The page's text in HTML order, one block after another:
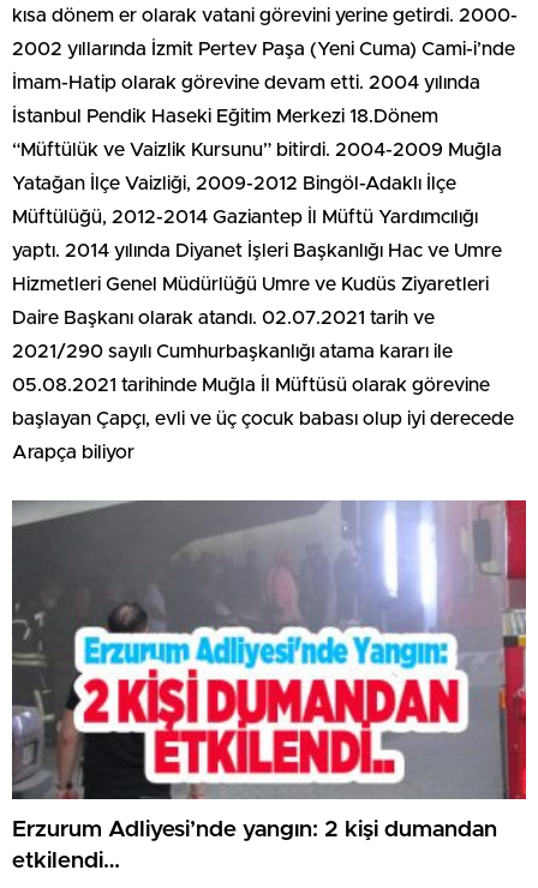
kısa dönem er olarak vatani görevini yerine getirdi. 2000-
2002 yıllarında İzmit Pertev Paşa (Yeni Cuma) Cami-i’nde
İmam-Hatip olarak görevine devam etti. 2004 yılında
İstanbul Pendik Haseki Eğitim Merkezi 18.Dönem
“Müftülük ve Vaizlik Kursunu” bitirdi. 2004-2009 Muğla
Yatağan İlçe Vaizliği, 2009-2012 Bingöl-Adaklı İlçe
Müftülüğü, 2012-2014 Gaziantep İl Müftü Yardımcılığı
yaptı. 2014 yılında Diyanet İşleri Başkanlığı Hac ve Umre
Hizmetleri Genel Müdürlüğü Umre ve Kudüs Ziyaretleri
Daire Başkanı olarak atandı. 02.07.2021 tarih ve
2021/290 sayılı Cumhurbaşkanlığı atama kararı ile
05.08.2021 tarihinde Muğla İl Müftüsü olarak görevine
başlayan Çapçı, evli ve üç çocuk babası olup iyi derecede
Arapça biliyor
Erzurum Adliyesi’nde yangın: 2 kişi dumandan
etkilendi…